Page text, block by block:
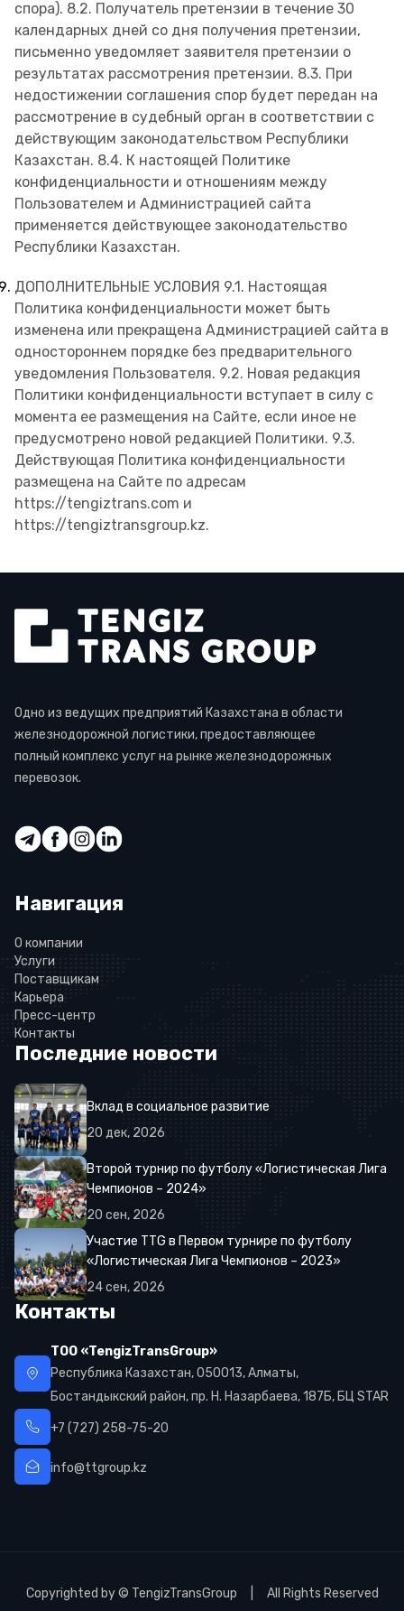
спора). 8.2. Получатель претензии в течение 30
календарных дней со дня получения претензии,
письменно уведомляет заявителя претензии о
результатах рассмотрения претензии. 8.3. При
недостижении соглашения спор будет передан на
рассмотрение в судебный орган в соответствии с
действующим законодательством Республики
Казахстан. 8.4. К настоящей Политике
конфиденциальности и отношениям между
Пользователем и Администрацией сайта
применяется действующее законодательство
Республики Казахстан.
ДОПОЛНИТЕЛЬНЫЕ УСЛОВИЯ 9.1. Настоящая
Политика конфиденциальности может быть
изменена или прекращена Администрацией сайта в
одностороннем порядке без предварительного
уведомления Пользователя. 9.2. Новая редакция
Политики конфиденциальности вступает в силу с
момента ее размещения на Сайте, если иное не
предусмотрено новой редакцией Политики. 9.3.
Действующая Политика конфиденциальности
размещена на Сайте по адресам
https://tengiztrans.com и
https://tengiztransgroup.kz.
Одно из ведущих предприятий Казахстана в области
железнодорожной логистики, предоставляющее
полный комплекс услуг на рынке железнодорожных
перевозок.
Навигация
О компании
Услуги
Поставщикам
Карьера
Пресс-центр
Контакты
Последние новости
Вклад в социальное развитие
20 дек, 2026
Второй турнир по футболу «Логистическая Лига
Чемпионов – 2024»
20 сен, 2026
Участие TTG в Первом турнире по футболу
«Логистическая Лига Чемпионов – 2023»
24сен, 2026
Контакты
ТОО «TengizTransGroup»
Республика Казахстан, 050013, Алматы,
Бостандыкский район, пр. Н. Назарбаева, 187Б, БЦ STAR
+7 (727) 258-75-20
info@ttgroup.kz
Copyrighted by © TengizTransGroup | All Rights Reserved